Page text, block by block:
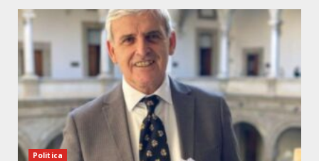
Politica